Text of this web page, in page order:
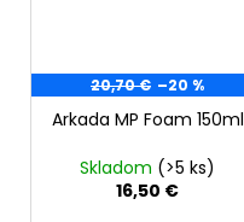
20,70 € –20 %
Arkada MP Foam 150ml
Skladom (>5 ks)
16,50 €